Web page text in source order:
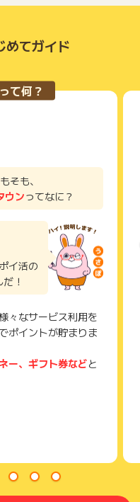
めてガイド
て何？
そも、
ウンってなに？
イ活の
！
々なサービス利用を
ポイントが貯まりま
ー、ギフト券などと